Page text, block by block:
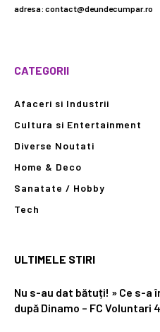
adresa: contact@deundecumpar.ro
CATEGORII
Afaceri si Industrii
Cultura si Entertainment
Diverse Noutati
Home & Deco
Sanatate / Hobby
Tech
ULTIMELE STIRI
Nu s-au dat bătuți! » Ce s-
după Dinamo – FC Voluntari